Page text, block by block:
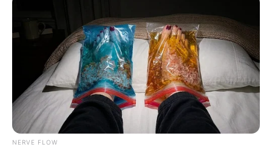
NERVE FLOW